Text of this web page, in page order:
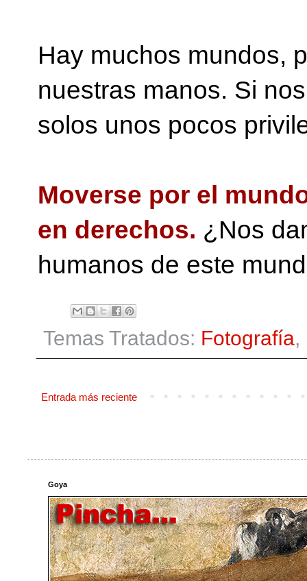
Hay muchos mundos,
nuestras manos. Si
solos unos pocos
Moverse por el
en derechos. ¿Nos
humanos de este
Temas Tratados: Fotografía,
Entrada más reciente
Goya